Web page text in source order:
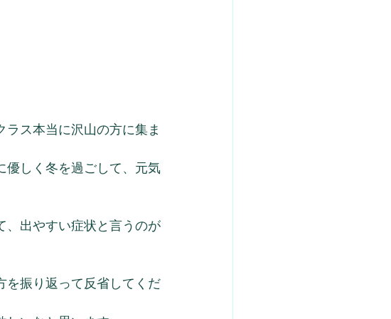
ス本当に沢山の方に集ま
優しく冬を過ごして、元気
、出やすい症状と言うのが
を振り返って反省してくだ